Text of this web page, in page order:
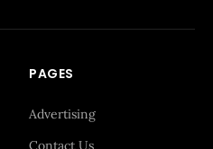
PAGES
Advertising
Contact Us